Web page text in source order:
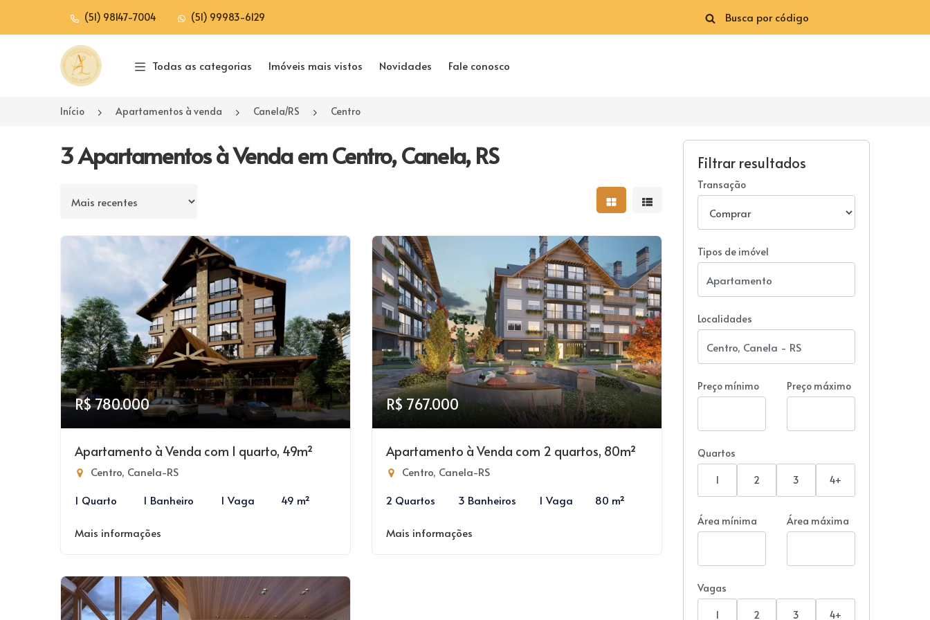
(51) 98147-7004 (51) 99983-6129
Página inicial
Todas as categorias Imóveis mais vistos Novidades Fale conosco
Início Apartamentos à venda Canela/RS Centro
3 Apartamentos à Venda em Centro, Canela, RS
Ordenar por Mostrar resultados em grade
Mostrar resultados em lista
R$ 780.000
Apartamento à Venda com 1 quarto, 49m²
Centro, Canela-RS
1 Quarto
1 Banheiro 1 Vaga 49 m²
Mais informações
R$ 767.000
Apartamento à Venda com 2 quartos, 80m²
Centro, Canela-RS
2 Quartos
3 Banheiros 1 Vaga 80 m²
Mais informações
Filtrar resultados
Transação
Tipos de imóvel
Localidades
Preço mínimo Preço máximo
Quartos
1 2 3 4+
Área mínima Área máxima
Vagas
1 2 3 4+